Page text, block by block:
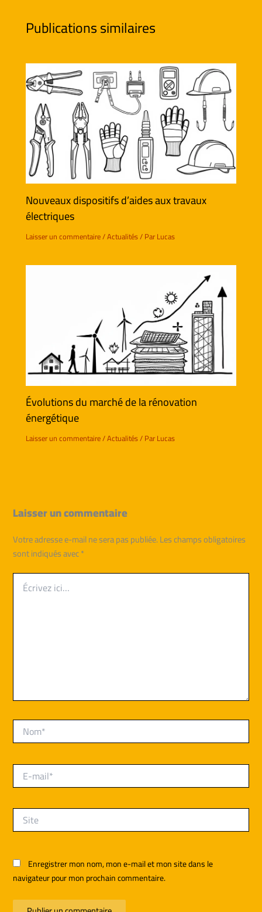
Publications similaires
Nouveaux dispositifs d’aides aux travaux
électriques
Laisser un commentaire/Actualités/ ParLucas
Évolutions du marché de la rénovation
énergétique
Laisser un commentaire/Actualités/ ParLucas
Laisser un commentaire
Votre adresse e-mail ne sera pas publiée.Les champs obligatoires
sont indiqués avec*
Écrivez
ici…
Nom*
E-
mail*
Site
Enregistrer mon nom, mon e-mail et mon site dans le
navigateur pour mon prochain commentaire.